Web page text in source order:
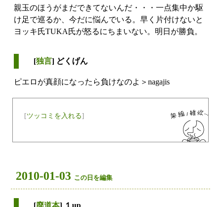
親玉のほうがまだできてないんだ・・・一点集中か駆
け足で巡るか、今だに悩んでいる。早く片付けないと
ヨッキ氏TUKA氏が怒るにちまいない。明日が勝負。
[独言] どくげん
ピエロが真顔になったら負けなのよ＞nagajis
[ツッコミを入れる]
2010-01-03 この日を編集
[廃道本] １up